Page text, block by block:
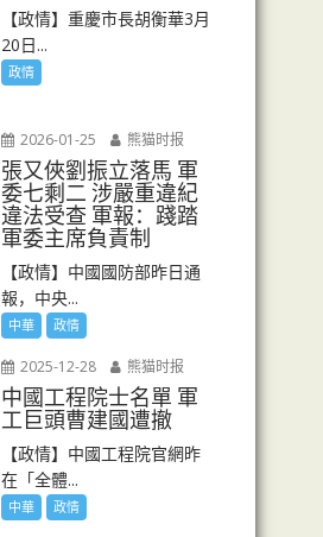
【政情】重慶市長胡衡華3月
20日...
政情
2026-01-25 熊猫时报
張又俠劉振立落馬 軍
委七剩二 涉嚴重違紀
違法受查 軍報：踐踏
軍委主席負責制
【政情】中國國防部昨日通
報，中央...
中華 政情
2025-12-28 熊猫时报
中國工程院士名單 軍
工巨頭曹建國遭撤
【政情】中國工程院官網昨
在「全體...
中華 政情